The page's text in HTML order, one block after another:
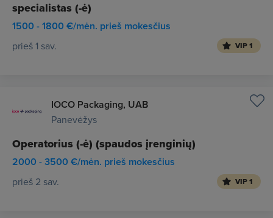
specialistas (-ė)
1500 - 1800 €/mėn. prieš mokesčius
prieš 1 sav. VIP 1
IOCO Packaging, UAB
Panevėžys
Operatorius (-ė) (spaudos įrenginių)
2000 - 3500 €/mėn. prieš mokesčius
prieš 2 sav. VIP 1